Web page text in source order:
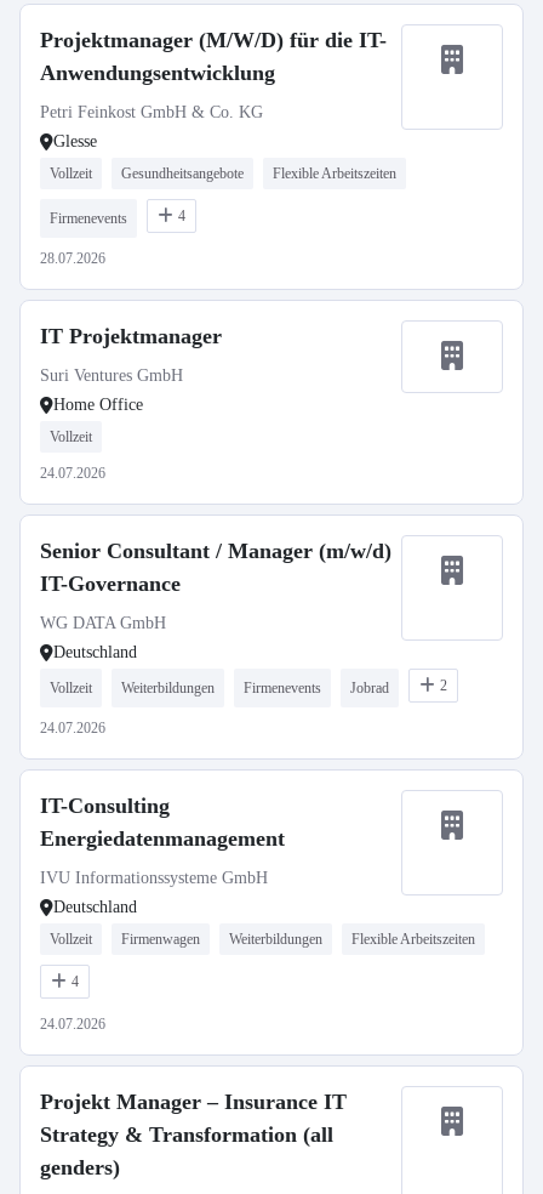
Projektmanager (M/W/D) für die IT-
Anwendungsentwicklung
Petri Feinkost GmbH & Co. KG
Glesse
Vollzeit Gesundheitsangebote Flexible Arbeitszeiten
Firmenevents 4
28.07.2026
IT Projektmanager
Suri Ventures GmbH
Home Office
Vollzeit
24.07.2026
Senior Consultant / Manager (m/w/d)
IT-Governance
WG DATA GmbH
Deutschland
Vollzeit Weiterbildungen Firmenevents Jobrad 2
24.07.2026
IT-Consulting
Energiedatenmanagement
IVU Informationssysteme GmbH
Deutschland
Vollzeit Firmenwagen Weiterbildungen Flexible Arbeitszeiten
4
24.07.2026
Projekt Manager – Insurance IT
Strategy & Transformation (all
genders)